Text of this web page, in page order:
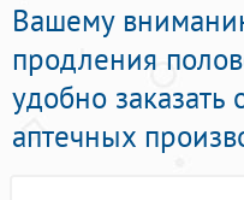
Вашему
продления
удобно
аптечных